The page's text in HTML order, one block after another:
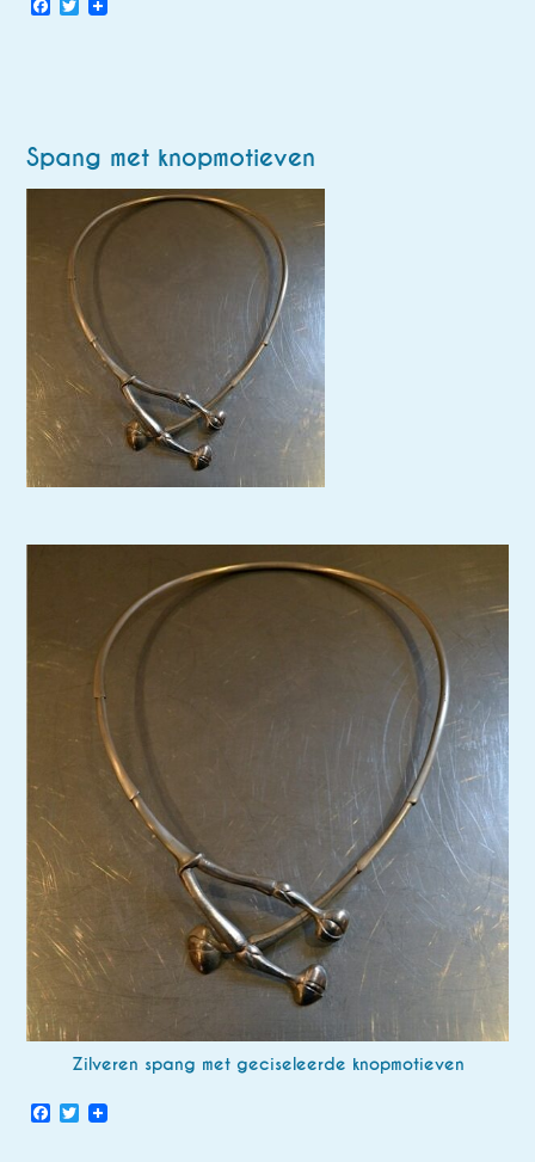
Facebook
Twitter
Spang met knopmotieven
Zilveren spang met geciseleerde knopmotieven
Facebook
Twitter